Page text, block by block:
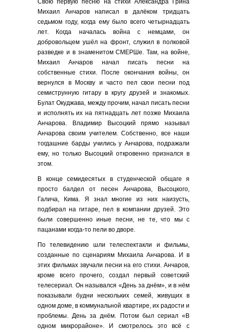
Свою первую песню на стихи Александра Грина
Михаил Анчаров написал в далёком тридцать
седьмом году, когда ему было всего четырнадцать
лет. Когда началась война с немцами, он
добровольцем ушёл на фронт, служил в полковой
разведке и в знаменитом СМЕРШе. Там, на войне,
Михаил Анчаров начал писать песни на
собственные стихи. После окончания войны, он
вернулся в Москву и часто пел свои песни под
семиструнную гитару в кругу друзей и знакомых.
Булат Окуджава, между прочим, начал писать песни
и исполнять их на пятнадцать лет позже Михаила
Анчарова. Владимир Высоцкий прямо называл
Анчарова своим учителем. Собственно, все наши
тогдашние барды учились у Анчарова, подражали
ему, но только Высоцкий откровенно признался в
этом.
В конце семидесятых в студенческой общаге я
просто балдел от песен Анчарова, Высоцкого,
Галича, Кима. Я знал многие из них наизусть,
подбирал на гитаре, пел в компании друзей. Это
были совершенно иные песни, не те, что мы с
пацанами когда-то пели во дворе.
По телевидению шли телеспектакли и фильмы,
созданные по сценариям Михаила Анчарова. И в
этих фильмах звучали песни на его стихи. Анчаров,
кроме всего прочего, создал первый советский
телесериал. Он назывался «День за днём», и в нём
показывали будни нескольких семей, живущих в
одном доме, в коммунальной квартире, их радости и
проблемы. День за днём. Потом был сериал «В
одном микрорайоне». И смотрелось это всё с